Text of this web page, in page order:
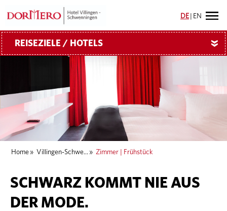
DE EN
REISEZIELE / HOTELS »
Home » Villingen-Schwe... » Zimmer | Frühstück
SCHWARZ KOMMT NIE AUS
DER MODE.